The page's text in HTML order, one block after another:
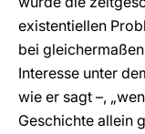
existentiellen
bei
Interesse unter
wie er sagt –,
Geschichte allein